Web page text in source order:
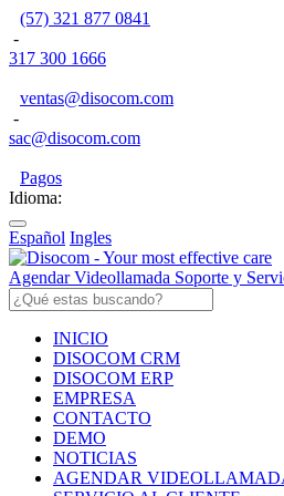
(57) 321 877 0841
-
317 300 1666
ventas@disocom.com
-
sac@disocom.com
Pagos
Idioma:
Español Ingles
Agendar Videollamada Soporte y
INICIO
DISOCOM CRM
DISOCOM ERP
EMPRESA
CONTACTO
DEMO
NOTICIAS
AGENDAR